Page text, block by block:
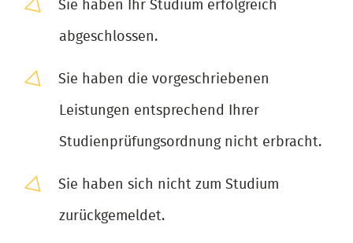
Sie haben Ihr Studium erfolgreich
abgeschlossen.
Sie haben die vorgeschriebenen
Leistungen entsprechend Ihrer
Studienprüfungsordnung nicht erbracht.
Sie haben sich nicht zum Studium
zurückgemeldet.